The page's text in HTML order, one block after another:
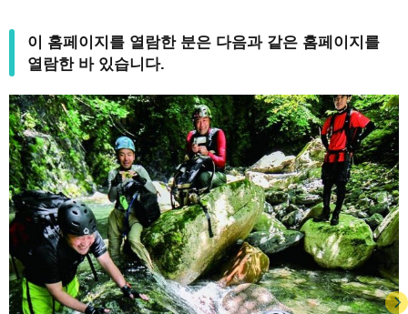
이 홈페이지를 열람한 분은 다음과 같은 홈페이지를
열람한 바 있습니다.